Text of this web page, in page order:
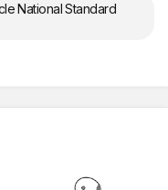
National Standard